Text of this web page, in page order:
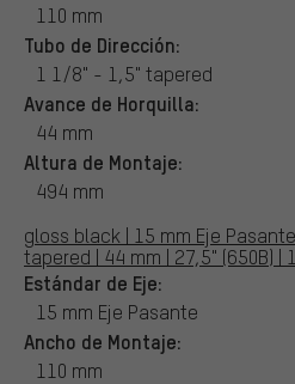
110 mm
Tubo de Dirección:
1 1/8" - 1,5" tapered
Avance de Horquilla:
44 mm
Altura de Montaje:
494 mm
gloss black | 15 mm Eje
tapered | 44 mm | 27,5" (650B) |
Estándar de Eje:
15 mm Eje Pasante
Ancho de Montaje:
110 mm